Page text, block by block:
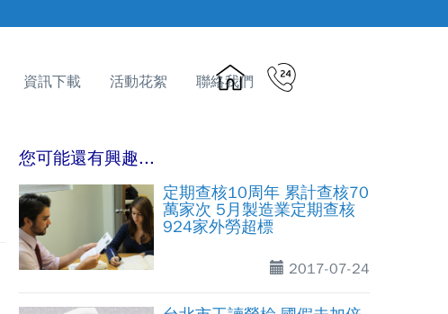
資訊下載 活動花絮 聯絡我們
您可能還有興趣...
定期查核10周年 累計查核70
萬家次 5月製造業定期查核
924家外勞超標
2017-07-24